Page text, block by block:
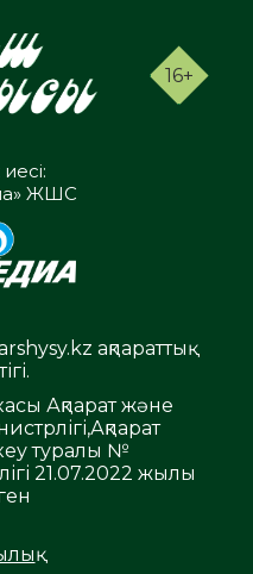
16+
ЖШС
ақпараттық
Ақпарат және
туралы №
21.07.2022 жылы